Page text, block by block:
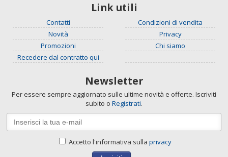
Link utili
Contatti
Condizioni di vendita
Novità
Privacy
Promozioni
Chi siamo
Recedere dal contratto qui
Newsletter
Per essere sempre aggiornato sulle ultime novità e offerte. Iscriviti
subito o Registrati.
Accetto l'informativa sulla privacy